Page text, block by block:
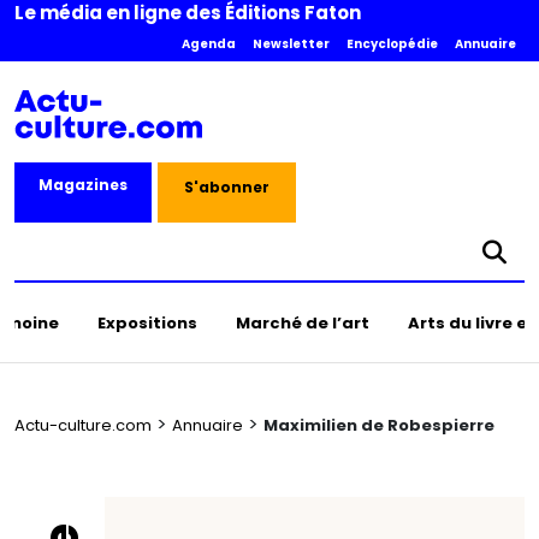
Le média en ligne des Éditions Faton
Agenda Newsletter Encyclopédie Annuaire
Magazines S'abonner
Expositions Marché de l’art Arts du livre
Actu-culture.com > Annuaire > Maximilien de Robespierre